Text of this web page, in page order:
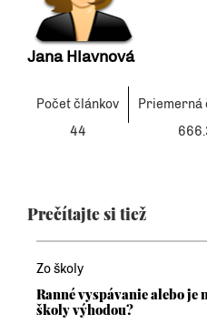
Jana Hlavnová
Počet článkov
Priemerná
44
Prečítajte si tiež
Zo školy
Ranné vyspávanie alebo je
školy výhodou?